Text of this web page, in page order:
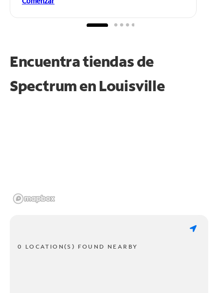
Encuentra tiendas de
Spectrum en Louisville
0 LOCATION(S) FOUND NEARBY